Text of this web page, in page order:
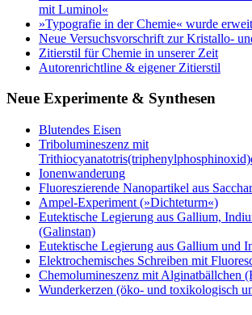
mit Luminol«
»Typografie in der Chemie« wurde
Neue Versuchsvorschrift zur Kristallo-
Zitierstil für Chemie in unserer Zeit
Autorenrichtline & eigener Zitierstil
Neue Experimente & Synthesen
Blutendes Eisen
Tribolumineszenz mit
Ionenwanderung
Fluoreszierende Nanopartikel aus
Ampel-Experiment (»Dichteturm«)
Eutektische Legierung aus Gallium,
(Galinstan)
Eutektische Legierung aus Gallium und
Elektrochemisches Schreiben mit
Chemolumineszenz mit Alginatbällchen
Wunderkerzen (öko- und toxikologisch